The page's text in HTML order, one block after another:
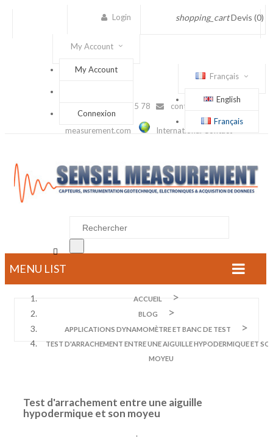
shopping_cart Devis (0)
Login
My Account
My Account
Connexion
Français
English
Français
(+33) 1 56 88 25 78 contact@sensel-
measurement.com International Contact

MENU LIST
ACCUEIL
BLOG
APPLICATIONS DYNAMOMÈTRE ET BANC DE TEST
TEST D'ARRACHEMENT ENTRE UNE AIGUILLE HYPODERMIQUE ET
MOYEU
Test d'arrachement entre une aiguille
hypodermique et son moyeu
.